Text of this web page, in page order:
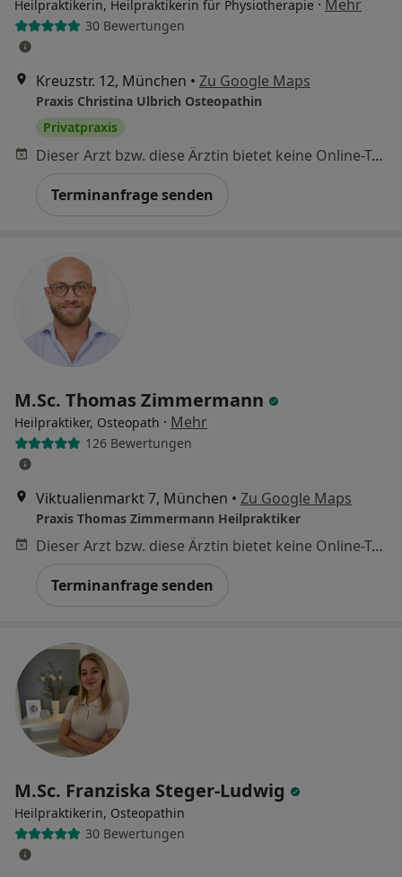
Heilpraktikerin, Heilpraktikerin für Physiotherapie · Mehr
30 Bewertungen
Kreuzstr. 12, München • Zu Google Maps
Praxis Christina Ulbrich Osteopathin
Privatpraxis
Dieser Arzt bzw. diese Ärztin bietet keine Online-Terminbuchung an diesem Standort an.
Terminanfrage senden
M.Sc. Thomas Zimmermann
Heilpraktiker, Osteopath · Mehr
126 Bewertungen
Viktualienmarkt 7, München • Zu Google Maps
Praxis Thomas Zimmermann Heilpraktiker
Dieser Arzt bzw. diese Ärztin bietet keine Online-Terminbuchung an diesem Standort an.
Terminanfrage senden
M.Sc. Franziska Steger-Ludwig
Heilpraktikerin, Osteopathin
30 Bewertungen